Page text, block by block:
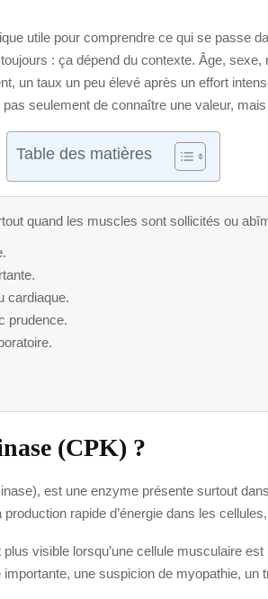
utile pour comprendre ce qui se passe
: ça dépend du contexte. Âge,
un taux un peu élevé après un effort
seulement de connaître une valeur,
Table des matières
quand les muscles sont sollicités ou
cardiaque.
prudence.
(CPK) ?
est une enzyme présente surtout
rapide d’énergie dans les
visible lorsqu’une cellule musculaire
une suspicion de myopathie,